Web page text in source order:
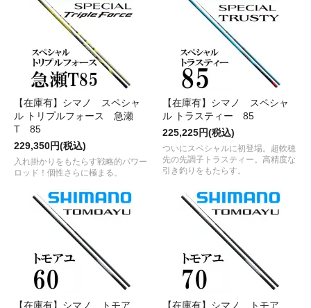
【在庫有】シマノ スペシャ
ル トリプルフォース 急瀬
T 85
229,350円(税込)
入れ掛かりをもたらす戦略的パワー
ロッド！個性さらに極まる。
【在庫有】シマノ スペシャ
ル トラスティー 85
225,225円(税込)
ついにスペシャルに初登場。超軟穂
先の先調子トラスティー。高精度な
引き釣りをもたらす。
【在庫有】シマノ トモア
【在庫有】シマノ トモア